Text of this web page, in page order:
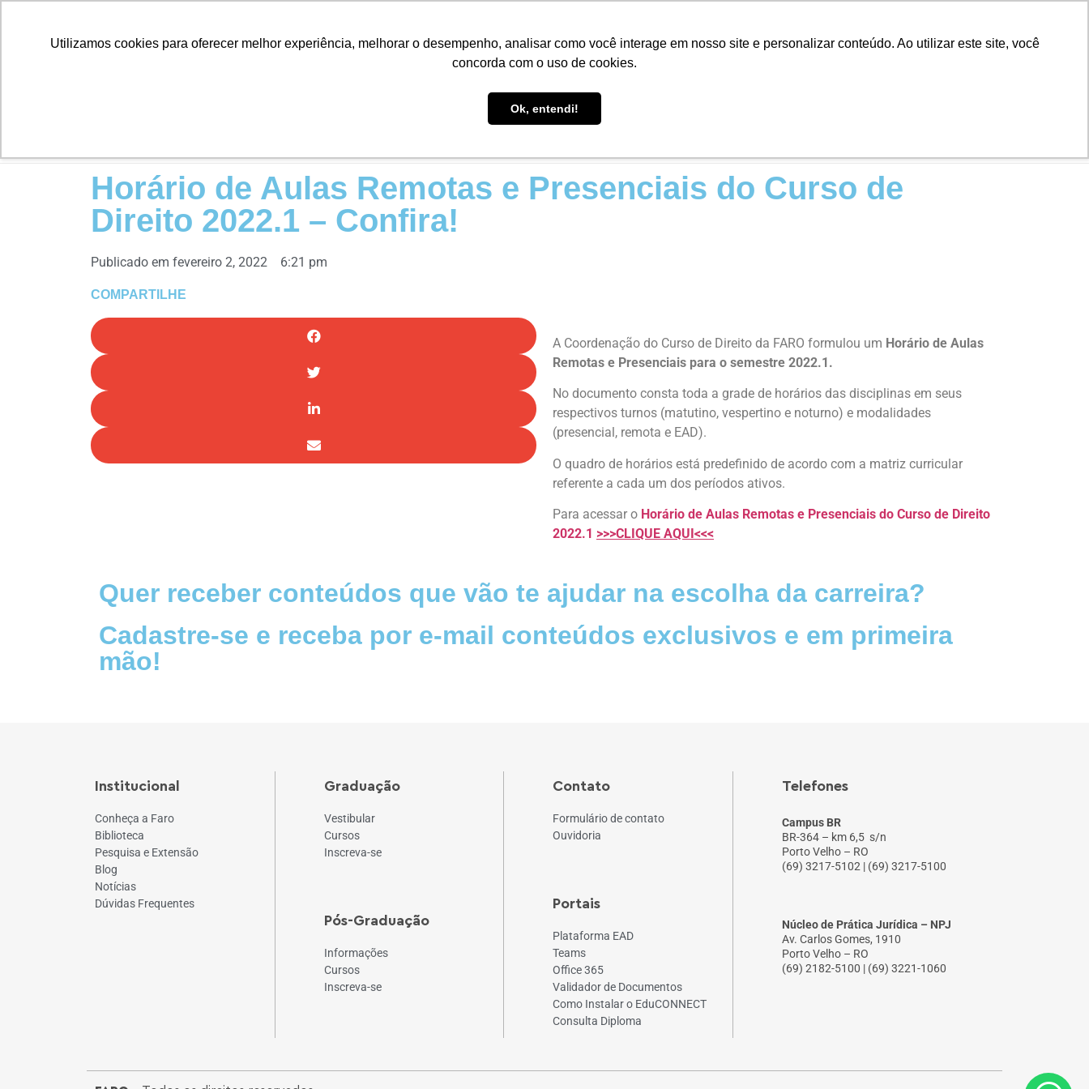
Utilizamos cookies para oferecer melhor experiência, melhorar o desempenho, analisar como você interage em nosso site e personalizar conteúdo. Ao utilizar este site, você
concorda com o uso de cookies.
Ok, entendi!
CURSOS
Horário de Aulas Remotas e Presenciais do Curso de
Direito 2022.1 – Confira!
Publicado em fevereiro 2, 2022 6:21 pm
COMPARTILHE
A Coordenação do Curso de Direito da FARO formulou um Horário de Aulas
Remotas e Presenciais para o semestre 2022.1.
No documento consta toda a grade de horários das disciplinas em seus
respectivos turnos (matutino, vespertino e noturno) e modalidades
(presencial, remota e EAD).
O quadro de horários está predefinido de acordo com a matriz curricular
referente a cada um dos períodos ativos.
Para acessar o Horário de Aulas Remotas e Presenciais do Curso de Direito
2022.1 >>>CLIQUE AQUI<<<
Quer receber conteúdos que vão te ajudar na escolha da carreira?
Cadastre-se e receba por e-mail conteúdos exclusivos e em primeira
mão!
Institucional
Conheça a Faro
Biblioteca
Pesquisa e Extensão
Blog
Notícias
Dúvidas Frequentes
Graduação
Vestibular
Cursos
Inscreva-se
Pós-Graduação
Informações
Cursos
Inscreva-se
Contato
Formulário de contato
Ouvidoria
Portais
Plataforma EAD
Teams
Office 365
Validador de Documentos
Como Instalar o EduCONNECT
Consulta Diploma
Telefones
Campus BR
BR-364 – km 6,5 s/n
Porto Velho – RO
(69) 3217-5102 | (69) 3217-5100
Núcleo de Prática Jurídica – NPJ
Av. Carlos Gomes, 1910
Porto Velho – RO
(69) 2182-5100 | (69) 3221-1060